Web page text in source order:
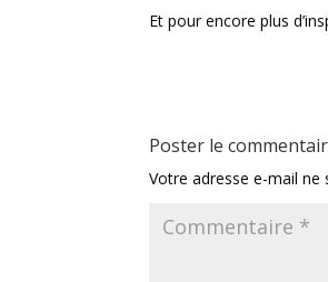
Et pour encore plus
Poster le
Votre adresse e-mail ne